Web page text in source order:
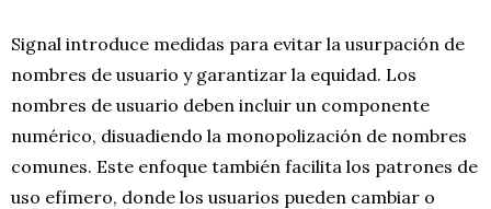
Signal introduce medidas para evitar la usurpación de
nombres de usuario y garantizar la equidad. Los
nombres de usuario deben incluir un componente
numérico, disuadiendo la monopolización de nombres
comunes. Este enfoque también facilita los patrones de
uso efímero, donde los usuarios pueden cambiar o